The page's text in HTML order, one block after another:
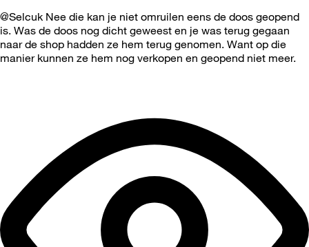
@Selcuk Nee die kan je niet omruilen eens de doos geopend
is. Was de doos nog dicht geweest en je was terug gegaan
naar de shop hadden ze hem terug genomen. Want op die
manier kunnen ze hem nog verkopen en geopend niet meer.